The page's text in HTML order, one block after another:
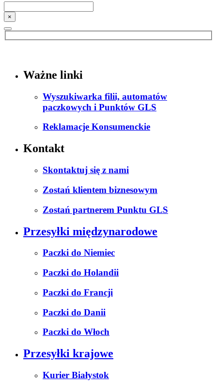
×
Ważne linki
Wyszukiwarka filii, automatów
paczkowych i Punktów GLS
Reklamacje Konsumenckie
Kontakt
Skontaktuj się z nami
Zostań klientem biznesowym
Zostań partnerem Punktu GLS
Przesyłki międzynarodowe
Paczki do Niemiec
Paczki do Holandii
Paczki do Francji
Paczki do Danii
Paczki do Włoch
Przesyłki krajowe
Kurier Białystok